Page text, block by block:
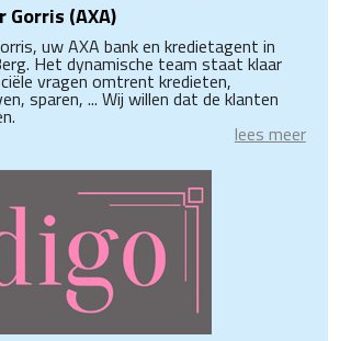
(AXA)
uw AXA bank en kredietagent in
Het dynamische team staat klaar
vragen omtrent kredieten,
sparen, ... Wij willen dat de klanten
lees meer